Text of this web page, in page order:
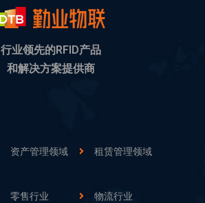
行业领先的RFID产品
和解决方案提供商
资产管理领域 租赁管理领域
零售行业
物流行业